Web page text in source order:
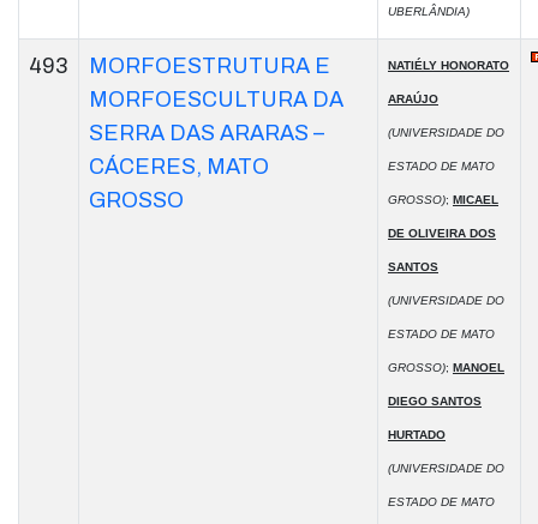
UBERLÂNDIA)
493
MORFOESTRUTURA E
MORFOESCULTURA DA
SERRA DAS ARARAS –
CÁCERES, MATO
GROSSO
NATIÉLY HONORATO
ARAÚJO
(UNIVERSIDADE DO
ESTADO DE MATO
GROSSO); MICAEL
DE OLIVEIRA DOS
SANTOS
(UNIVERSIDADE DO
ESTADO DE MATO
GROSSO); MANOEL
DIEGO SANTOS
HURTADO
(UNIVERSIDADE DO
ESTADO DE MATO